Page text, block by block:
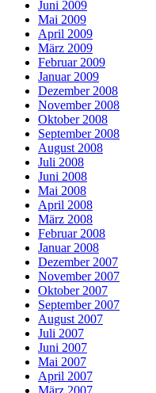
Juni 2009
Mai 2009
April 2009
März 2009
Februar 2009
Januar 2009
Dezember 2008
November 2008
Oktober 2008
September 2008
August 2008
Juli 2008
Juni 2008
Mai 2008
April 2008
März 2008
Februar 2008
Januar 2008
Dezember 2007
November 2007
Oktober 2007
September 2007
August 2007
Juli 2007
Juni 2007
Mai 2007
April 2007
März 2007